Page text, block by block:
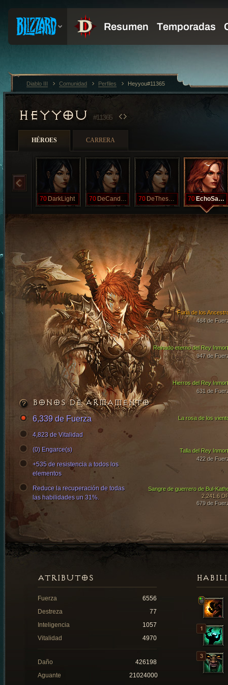
HEYYOU #11365
HÉROES CARRERA
70 DarkLight 70 DeCandleLass 70 DeThessels 70 EchoSackett
Reinado eterno del Rey
947 de
Hierros del Rey
631 de
Furia de los
484 de
Talla del Rey
422 de
Sangre de guerrero de Bul-
2,241.6
679 de
La rosa de los
BONOS DE ARMAMENTO
6,339 de Fuerza
4,823 de Vitalidad
(0) Engarce(s)
+535 de resistencia a todos los
elementos
Reduce la recuperación de todas
las habilidades un 31%.
ATRIBUTOS
Fuerza
6556
Destreza
77
Inteligencia
1057
Vitalidad
4970
Daño
426198
Aguante
21024000
Diablo III Comunidad Perfiles Heyyou#11365